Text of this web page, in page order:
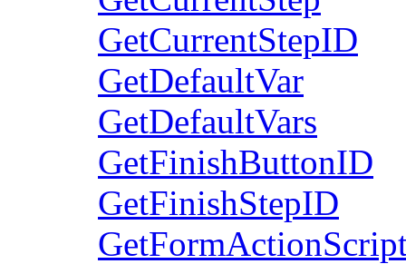
GetCurrentStepID
GetDefaultVar
GetDefaultVars
GetFinishButtonID
GetFinishStepID